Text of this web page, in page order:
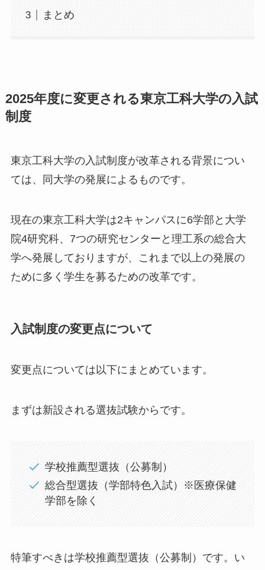
まとめ
2025年度に変更される東京工科大学の入試
制度
東京工科大学の入試制度が改革される背景につい
ては、同大学の発展によるものです。
現在の東京工科大学は2キャンパスに6学部と大学
院4研究科、7つの研究センターと理工系の総合大
学へ発展しておりますが、これまで以上の発展の
ために多く学生を募るための改革です。
入試制度の変更点について
変更点については以下にまとめています。
まずは新設される選抜試験からです。
学校推薦型選抜（公募制）
総合型選抜（学部特色入試）※医療保健
学部を除く
特筆すべきは学校推薦型選抜（公募制）です。い